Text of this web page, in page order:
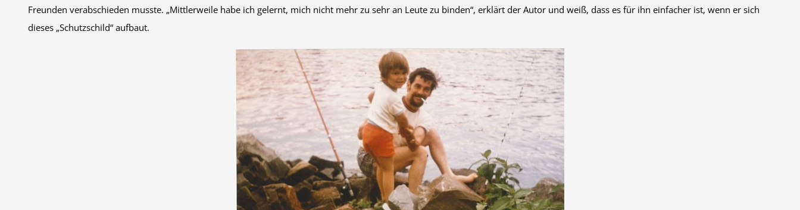
Freunden verabschieden musste. „Mittlerweile habe ich gelernt, mich nicht mehr zu sehr an Leute zu binden“, erklärt der Autor und weiß, dass es für ihn einfacher ist, wenn er sich
dieses „Schutzschild“ aufbaut.